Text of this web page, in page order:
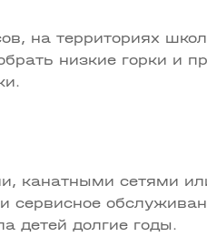
на территориях
низкие горки и
канатными сетями
сервисное
детей долгие годы.